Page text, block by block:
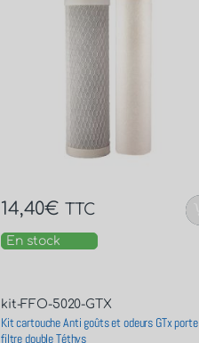
14,40€ TTC
En stock
kit-FFO-5020-GTX
Kit cartouche Anti goûts et odeurs GTx porte
filtre double Téthys